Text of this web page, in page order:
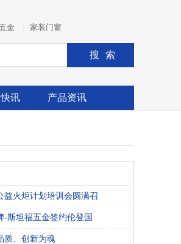
金 家装门窗
搜索
讯 产品资讯
益火炬计划培训会圆满召
斯坦福五金签约伦登国
质、创新为魂